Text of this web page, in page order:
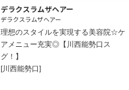
デラクスラムザヘアー
デラクスラムザヘアー
理想のスタイルを実現する美容院☆ケ
アメニュー充実◎【川西能勢口ス
グ！】
[川西能勢口]